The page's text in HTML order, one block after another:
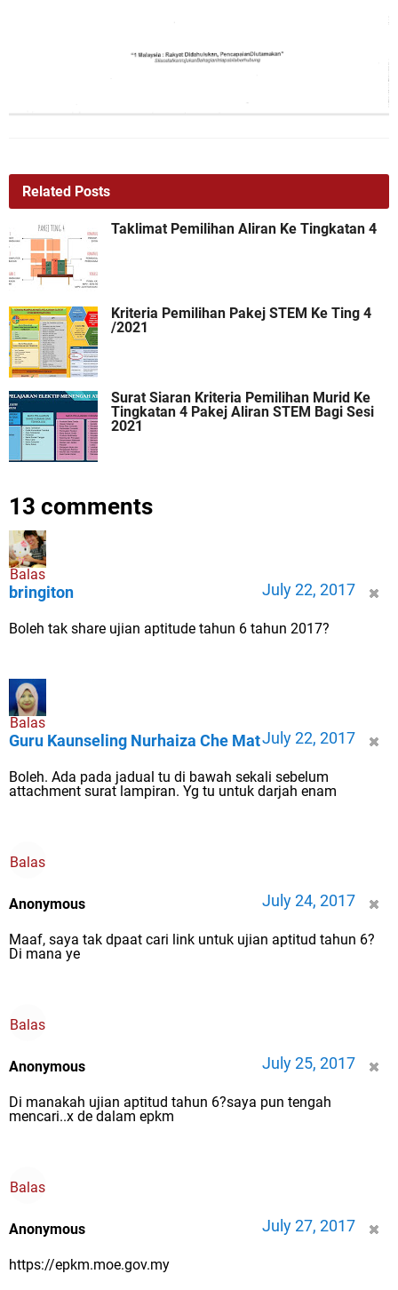
Related Posts
Taklimat Pemilihan Aliran Ke Tingkatan 4
Kriteria Pemilihan Pakej STEM Ke Ting 4
/2021
Surat Siaran Kriteria Pemilihan Murid Ke
Tingkatan 4 Pakej Aliran STEM Bagi Sesi
2021
13 comments
Balas
bringiton July 22, 2017
Boleh tak share ujian aptitude tahun 6 tahun 2017?
Balas
Guru Kaunseling Nurhaiza Che MatJuly 22, 2017
Boleh. Ada pada jadual tu di bawah sekali sebelum
attachment surat lampiran. Yg tu untuk darjah enam
Balas
Anonymous July 24, 2017
Maaf, saya tak dpaat cari link untuk ujian aptitud tahun 6?
Di mana ye
Balas
Anonymous July 25, 2017
Di manakah ujian aptitud tahun 6?saya pun tengah
mencari..x de dalam epkm
Balas
Anonymous July 27, 2017
https://epkm.moe.gov.my